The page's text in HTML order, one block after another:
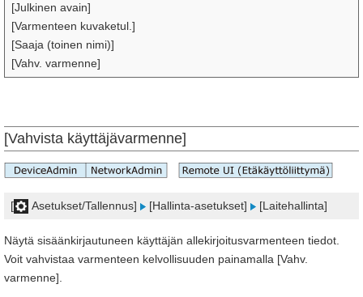
[Julkinen avain]
[Varmenteen kuvaketul.]
[Saaja (toinen nimi)]
[Vahv. varmenne]
[Vahvista käyttäjävarmenne]
[ Asetukset/Tallennus] [Hallinta-asetukset] [Laitehallinta]
Näytä sisäänkirjautuneen käyttäjän allekirjoitusvarmenteen tiedot.
Voit vahvistaa varmenteen kelvollisuuden painamalla [Vahv.
varmenne].